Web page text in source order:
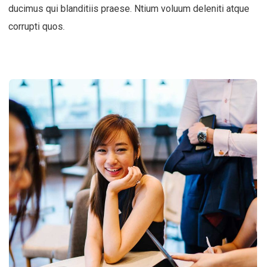
ducimus qui blanditiis praese. Ntium voluum deleniti atque
corrupti quos.